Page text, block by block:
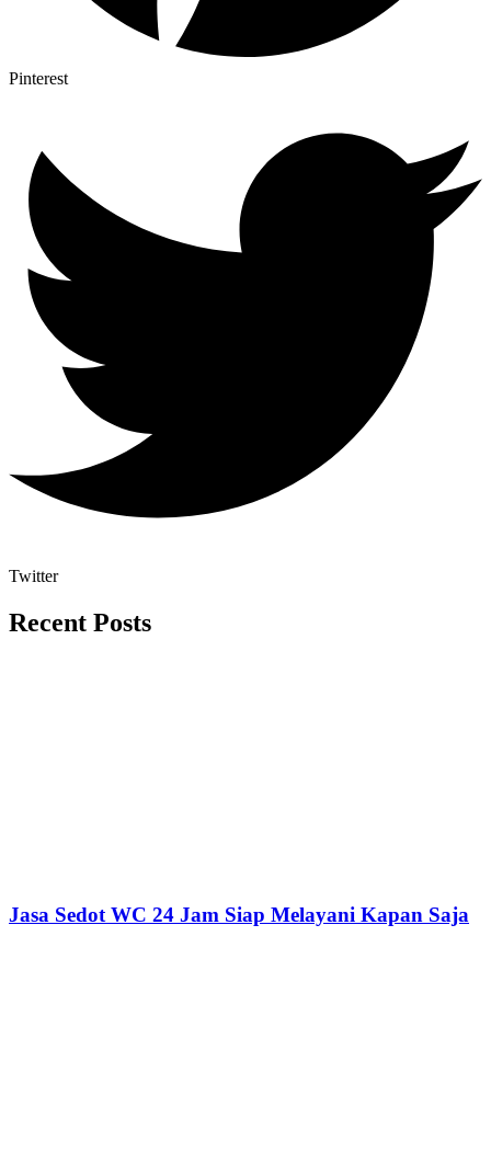
Pinterest
Twitter
Recent Posts
Jasa Sedot WC 24 Jam Siap Melayani Kapan Saja